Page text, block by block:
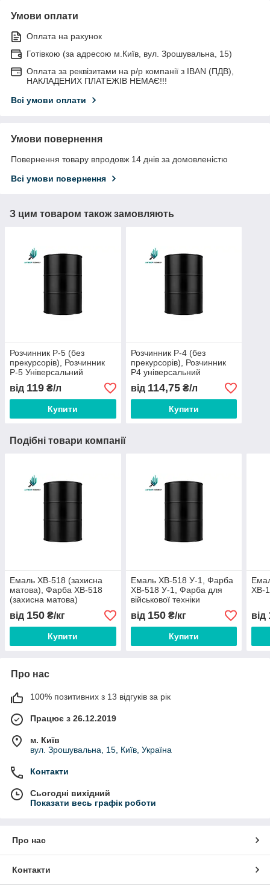
Умови оплати
Оплата на рахунок
Готівкою (за адресою м.Київ, вул. Зрошувальна, 15)
Оплата за реквізитами на р/р компанії з IBAN (ПДВ),
НАКЛАДЕНИХ ПЛАТЕЖІВ НЕМАЄ!!!
Всі умови оплати
Умови повернення
Повернення товару впродовж 14 днів за домовленістю
Всі умови повернення
З цим товаром також замовляють
Розчинник Р-5 (без
прекурсорів), Розчинник
Р-5 Універсальний
від 119 ₴/л
Купити
Розчинник Р-4 (без
прекурсорів), Розчинник
Р4 універсальний
від 114,75₴/л
Купити
Подібні товари компанії
Емаль ХВ-518 (захисна
матова), Фарба ХВ-518
(захисна матова)
від 150 ₴/кг
Купити
Емаль ХВ-518 У-1, Фарба
ХВ-518 У-1, Фарба для
військової техніки
від 150₴/кг
Купити
ХВ-
від
Про нас
100% позитивних з 13 відгуків за рік
Працює з 26.12.2019
м. Київ
вул. Зрошувальна, 15, Київ, Україна
Контакти
Сьогодні вихідний
Показати весь графік роботи
Про нас
Контакти